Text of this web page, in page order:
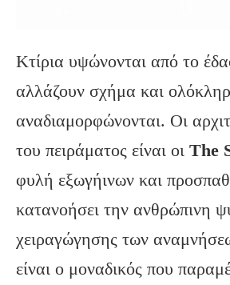
Κτίρια υψώνονται από το
αλλάζουν σχήμα και
αναδιαμορφώνονται. Οι
του πειράματος είναι οι The
φυλή εξωγήινων και
κατανοήσει την ανθρώπινη
χειραγώγησης των
είναι ο μοναδικός που